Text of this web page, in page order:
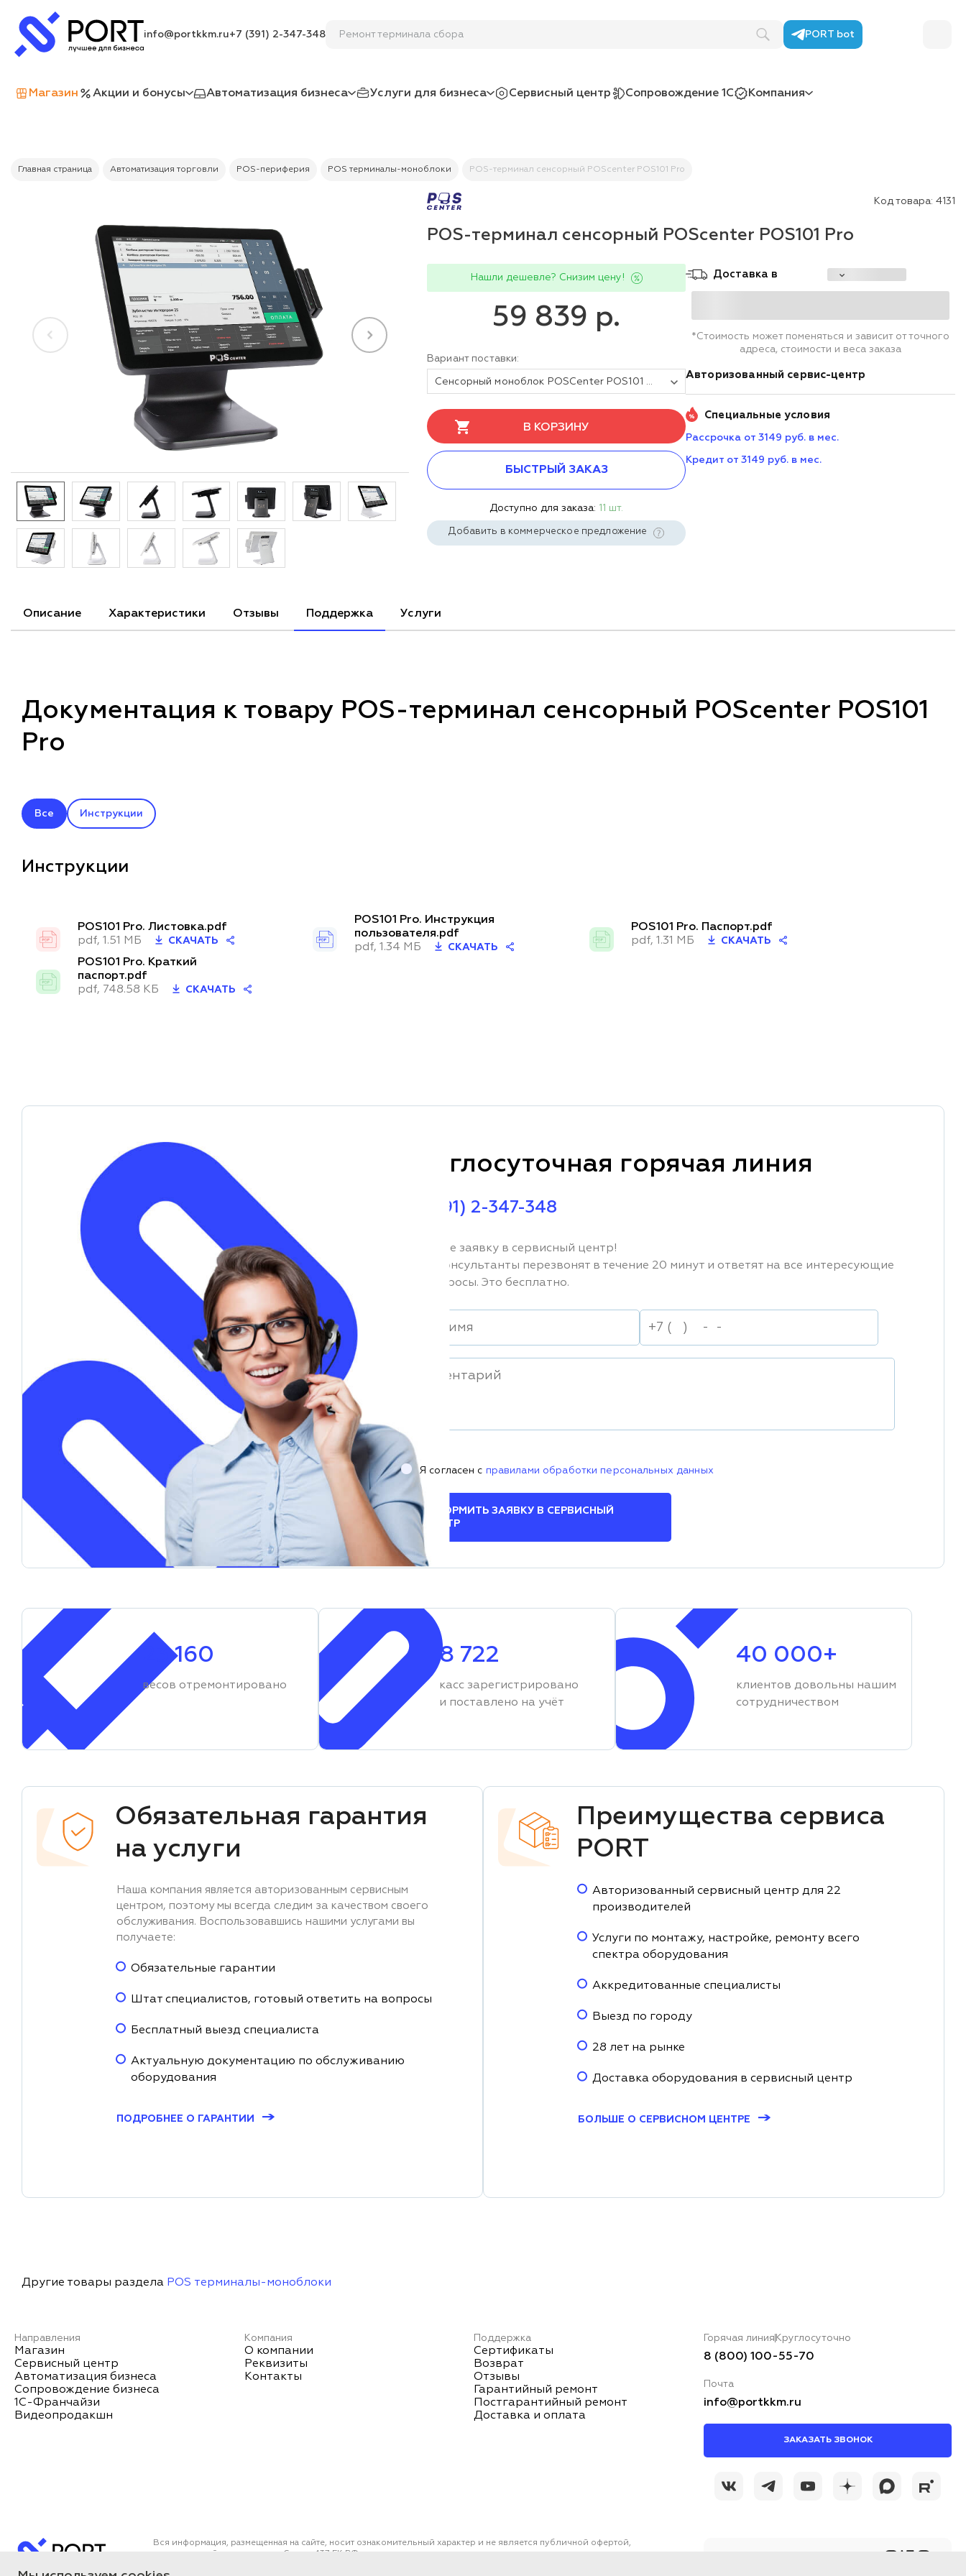
info@portkkm.ru+7 (391) 2-347-348 Ремонт те PORT bot
Магазин Акции и бонусы Автоматизация бизнеса Услуги для бизнеса Сервисный центр Сопровождение 1С Компания
Главная страница Автоматизация торговли POS-периферия POS терминалы-моноблоки POS-терминал сенсорный POScenter POS101 Pro
Код товара: 4131
POS-терминал сенсорный POScenter POS101 Pro
Нашли дешевле? Снизим цену!
59 839 р.
Вариант поставки:
Сенсорный моноблок POSCenter POS101 Pro (15", Resistive, N100, RAM 4Gb, SSD M2 128Gb, MSR) без ОС
В КОРЗИНУ
БЫСТРЫЙ ЗАКАЗ
Доступно для заказа: 11 шт.
Добавить в коммерческое предложение
Доставка в
*Стоимость может поменяться и зависит от точного
адреса, стоимости и веса заказа
Авторизованный сервис-центр
Специальные условия
Рассрочка от 3149 руб. в мес.
Кредит от 3149 руб. в мес.
Описание Характеристики Отзывы Поддержка Услуги
Документация к товару POS-терминал сенсорный POScenter POS101
Pro
Все Инструкции
Инструкции
POS101 Pro. Листовка.pdf
pdf, 1.51 МБ
СКАЧАТЬ
POS101 Pro. Инструкция
пользователя.pdf
pdf, 1.34 МБ
СКАЧАТЬ
POS101 Pro. Паспорт.pdf
pdf, 1.31 МБ
СКАЧАТЬ
POS101 Pro. Краткий
паспорт.pdf
pdf, 748.58 КБ
СКАЧАТЬ
Круглосуточная горячая линия
+7 (391) 2-347-348
Оставьте заявку в сервисный центр!
Наши консультанты перезвонят в течение 20 минут и ответят на все интересующие
Вас вопросы. Это бесплатно.
Я согласен с правилами обработки персональных данных
ОФОРМИТЬ ЗАЯВКУ В СЕРВИСНЫЙ
ЦЕНТР
23 160
весов отремонтировано
8 722
касс зарегистрировано
и поставлено на учёт
40 000+
клиентов довольны нашим
сотрудничеством
Обязательная гарантия
на услуги
Наша компания является авторизованным сервисным
центром, поэтому мы всегда следим за качеством своего
обслуживания. Воспользовавшись нашими услугами вы
получаете:
Обязательные гарантии
Штат специалистов, готовый ответить на вопросы
Бесплатный выезд специалиста
Актуальную документацию по обслуживанию
оборудования
ПОДРОБНЕЕ О ГАРАНТИИ→
Преимущества сервиса
PORT
Авторизованный сервисный центр для 22
производителей
Услуги по монтажу, настройке, ремонту всего
спектра оборудования
Аккредитованные специалисты
Выезд по городу
28 лет на рынке
Доставка оборудования в сервисный центр
БОЛЬШЕ О СЕРВИСНОМ ЦЕНТРЕ→
Другие товары раздела POS терминалы-моноблоки
Направления
Магазин
Сервисный центр
Автоматизация бизнеса
Сопровождение бизнеса
1С-Франчайзи
Видеопродакшн
Компания
О компании
Реквизиты
Контакты
Поддержка
Сертификаты
Возврат
Отзывы
Гарантийный ремонт
Постгарантийный ремонт
Доставка и оплата
Горячая линия Круглосуточно
8 (800) 100-55-70
Почта
info@portkkm.ru
ЗАКАЗАТЬ ЗВОНОК
Вся информация, размещенная на сайте, носит ознакомительный характер и не является публичной офертой,
определяемой положениями Статьи 437 ГК РФ.